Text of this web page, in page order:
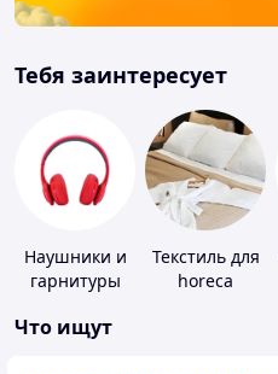
Тебя заинтересует
Наушники и
гарнитуры
Текстиль для
horeca
Что ищут